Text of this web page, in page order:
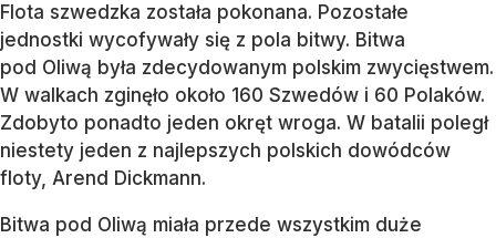
Flota szwedzka została pokonana. Pozostałe
jednostki wycofywały się z pola bitwy. Bitwa
pod Oliwą była zdecydowanym polskim zwycięstwem.
W walkach zginęło około 160 Szwedów i 60 Polaków.
Zdobyto ponadto jeden okręt wroga. W batalii poległ
niestety jeden z najlepszych polskich dowódców
floty, Arend Dickmann.
Bitwa pod Oliwą miała przede wszystkim duże